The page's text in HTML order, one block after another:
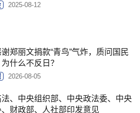
2025-08-12
谢郑丽文捐款“青鸟”气炸，质问国民
什么不反日？
2026-08-05
法、中央组织部、中央政法委、中央
、财政部、人社部印发意见